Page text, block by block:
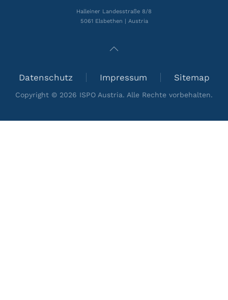
Halleiner Landesstraße 8/8
5061 Elsbethen | Austria
Datenschutz Impressum Sitemap
Copyright © 2026 ISPO Austria. Alle Rechte vorbehalten.